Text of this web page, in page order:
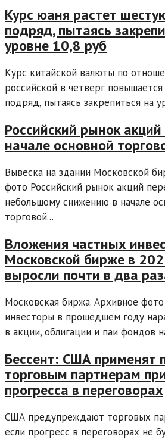
Курс юаня растет
подряд, пытаясь
уровне 10,8 руб
Курс китайской валюты по
российской в четверг
подряд, пытаясь закрепиться на
Российский рынок акций
начале основной
Вывеска на здании Московской
фото Российский рынок акций
небольшому снижению в начале
торговой...
Вложения частных
Московской бирже в
выросли почти в два
Московская биржа. Архивное
инвесторы в прошедшем году
в акции, облигации и паи фондов
Бессент: США применят
торговым партнерам
прогресса в переговорах
США предупреждают торговых
если прогресс в переговорах не